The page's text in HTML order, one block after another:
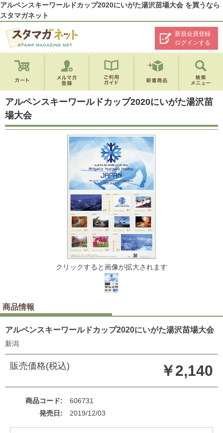
アルペンスキーワールドカップ2020にいがた湯沢苗場大会 を買うなら
スタマガネット
新規会員登録
ログインする
アルペンスキーワールドカップ2020にいがた湯沢苗
場大会
クリックすると画像が拡大されます
商品情報
アルペンスキーワールドカップ2020にいがた湯沢苗場大会
新潟
販売価格(税込) ￥2,140
商品コード
606731
発売日
2019/12/03